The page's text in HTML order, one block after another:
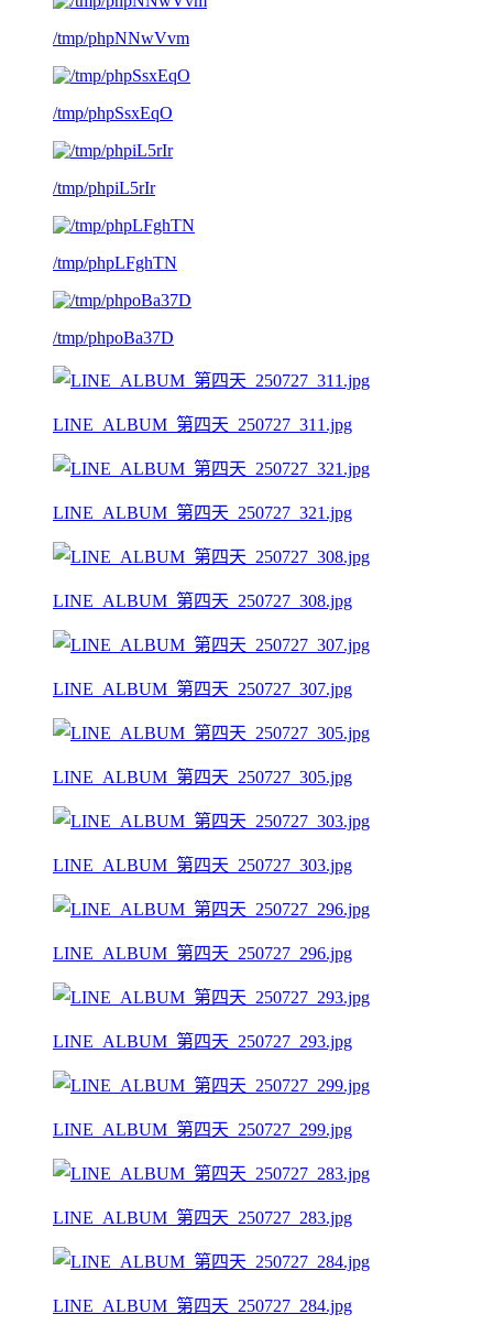
/tmp/phpNNwVvm
/tmp/phpSsxEqO
/tmp/phpiL5rIr
/tmp/phpLFghTN
/tmp/phpoBa37D
LINE_ALBUM_第四天_250727_311.jpg
LINE_ALBUM_第四天_250727_321.jpg
LINE_ALBUM_第四天_250727_308.jpg
LINE_ALBUM_第四天_250727_307.jpg
LINE_ALBUM_第四天_250727_305.jpg
LINE_ALBUM_第四天_250727_303.jpg
LINE_ALBUM_第四天_250727_296.jpg
LINE_ALBUM_第四天_250727_293.jpg
LINE_ALBUM_第四天_250727_299.jpg
LINE_ALBUM_第四天_250727_283.jpg
LINE_ALBUM_第四天_250727_284.jpg